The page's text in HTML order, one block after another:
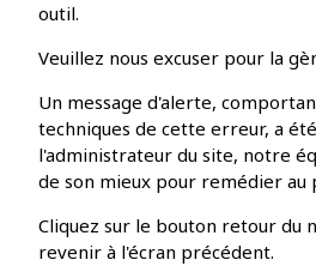
outil.
Veuillez nous excuser pour la
Un message d'alerte,
techniques de cette erreur, a
l'administrateur du site, notre
de son mieux pour remédier au
Cliquez sur le bouton retour du
revenir à l'écran précédent.